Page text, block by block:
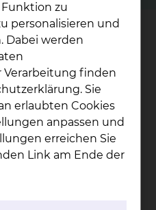
Gerätekonstruktion, in
am
Körperabschnitten
Kreislaufsystem zu
Körperabschnitte
Schlingen
zu
personalisieren und
Dabei werden
Verarbeitung finden
Sie
erlaubten Cookies
anpassen und
erreichen Sie
Link am Ende der